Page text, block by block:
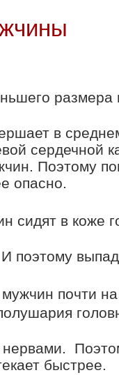
размера
в
сердечной
Поэтому
опасно.
сидят в коже
поэтому
мужчин почти
быстрее.